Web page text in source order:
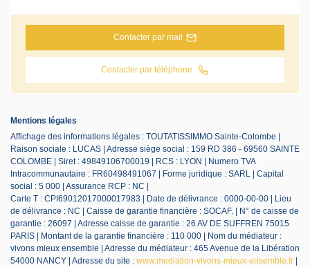
Contacter par mail
Contacter par téléphone
Mentions légales
Affichage des informations légales : TOUTATISSIMMO Sainte-Colombe |
Raison sociale : LUCAS | Adresse siège social : 159 RD 386 - 69560 SAINTE
COLOMBE | Siret : 49849106700019 | RCS : LYON | Numero TVA
Intracommunautaire : FR60498491067 | Forme juridique : SARL | Capital
social : 5 000 | Assurance RCP : NC |
Carte T : CPI69012017000017983 | Date de délivrance : 0000-00-00 | Lieu
de délivrance : NC | Caisse de garantie financière : SOCAF. | N° de caisse de
garantie : 26097 | Adresse caisse de garantie : 26 AV DE SUFFREN 75015
PARIS | Montant de la garantie financière : 110 000 | Nom du médiateur :
vivons mieux ensemble | Adresse du médiateur : 465 Avenue de la Libération
54000 NANCY | Adresse du site : www.mediation-vivons-mieux-ensemble.fr